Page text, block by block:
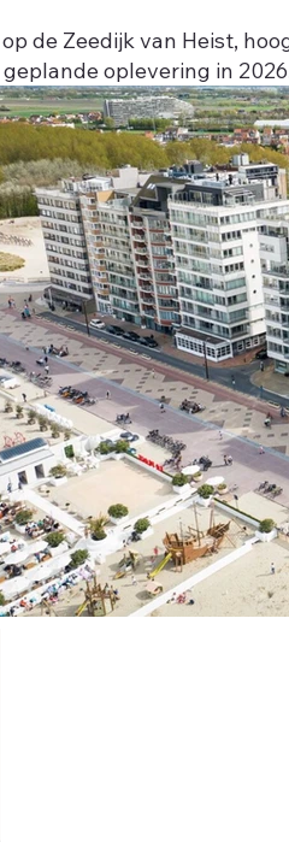
de Zeedijk van Heist,
oplevering in